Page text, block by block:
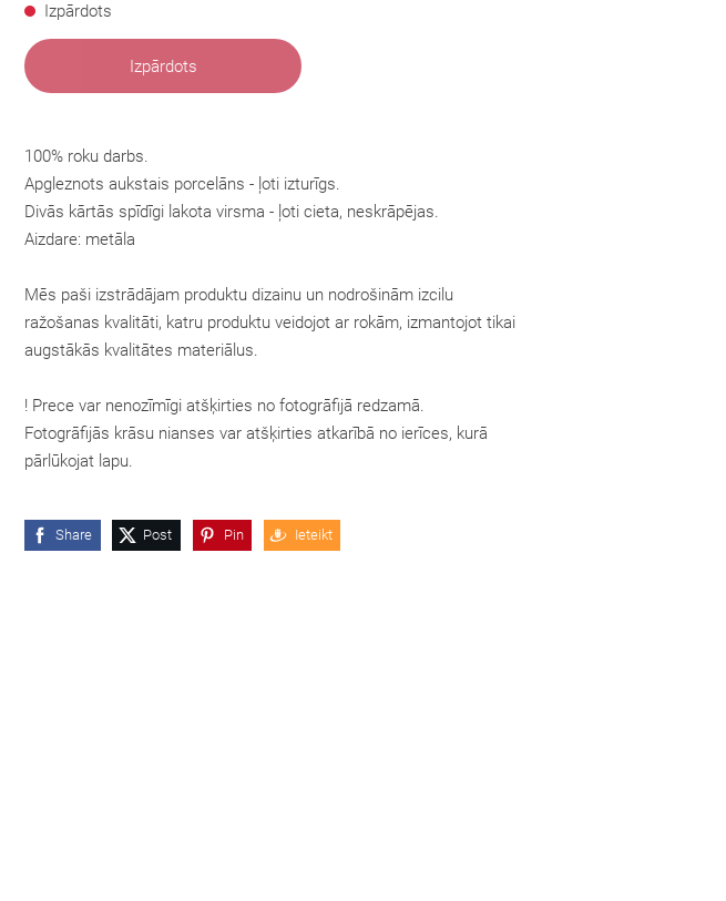
Izpārdots
Izpārdots
100% roku darbs.
Apgleznots aukstais porcelāns - ļoti izturīgs.
Divās kārtās spīdīgi lakota virsma - ļoti cieta, neskrāpējas.
Aizdare: metāla
Mēs paši izstrādājam produktu dizainu un nodrošinām izcilu
ražošanas kvalitāti, katru produktu veidojot ar rokām, izmantojot tikai
augstākās kvalitātes materiālus.
! Prece var nenozīmīgi atšķirties no fotogrāfijā redzamā.
Fotogrāfijās krāsu nianses var atšķirties atkarībā no ierīces, kurā
pārlūkojat lapu.
Share Post Pin Ieteikt